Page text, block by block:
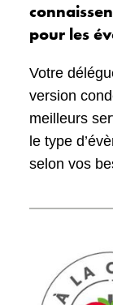
pour les
Votre
version
meilleurs
le type
selon vos